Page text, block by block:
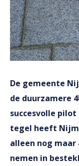
Dieseltoeslag
De gemeente
de duurzamere
succesvolle
tegel heeft
alleen nog
nemen in